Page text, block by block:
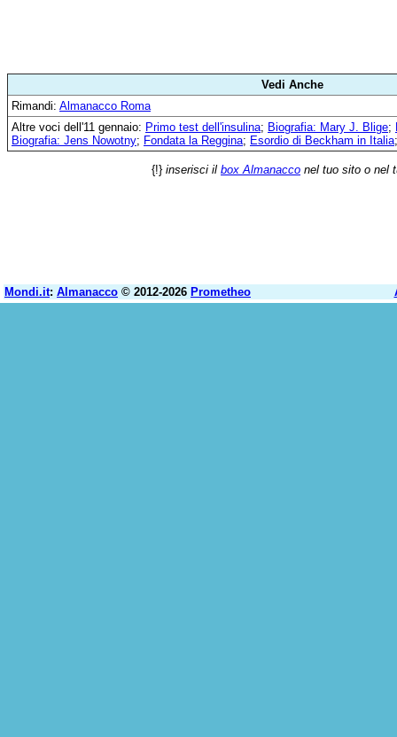
Vedi Anche
Rimandi: Almanacco Roma
Altre voci dell'11 gennaio: Primo test dell'insulina; Biografia: Mary J. Blige;
Biografia: Jens Nowotny; Fondata la Reggina; Esordio di Beckham in Italia
{!} inserisci il box Almanacco nel tuo sito o nel
Mondi.it: Almanacco © 2012-2026 Prometheo